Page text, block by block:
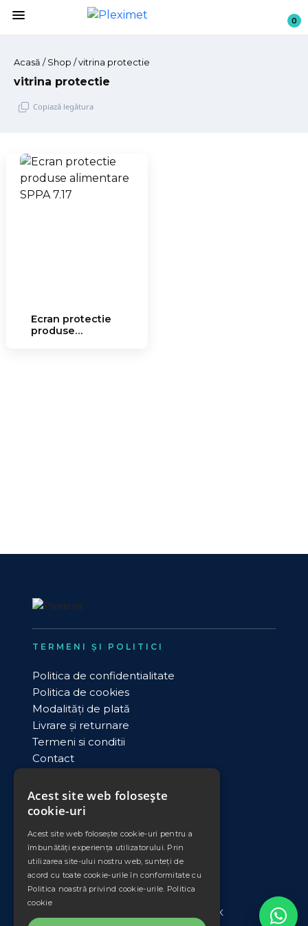
menu 0
Acasă / Shop / vitrina protectie
vitrina protectie
Copiază legătura
Sari
Ecran protectie
produse
TERMENI ȘI POLITICI
Politica de confidentialitate
Politica de cookies
Modalități de plată
Livrare și returnare
Termeni si conditii
Contact
DATE COMERCIALE
PLEXIMET SRL
Cod unic de inregistrare: RO11008735
Nr. Ord. Reg. Com./an: J33/553/1998
Sucursala: Falticeni
IBAN: RO42 BTRL 0340 1202 3804 56XX
Acest site web folosește
cookie-uri
Acest site web folosește cookie-uri pentru a
îmbunătăți experiența utilizatorului. Prin
utilizarea site-ului nostru web, sunteți de
acord cu toate cookie-urile în conformitate cu
Politica noastră privind cookie-urile. Politica
cookie